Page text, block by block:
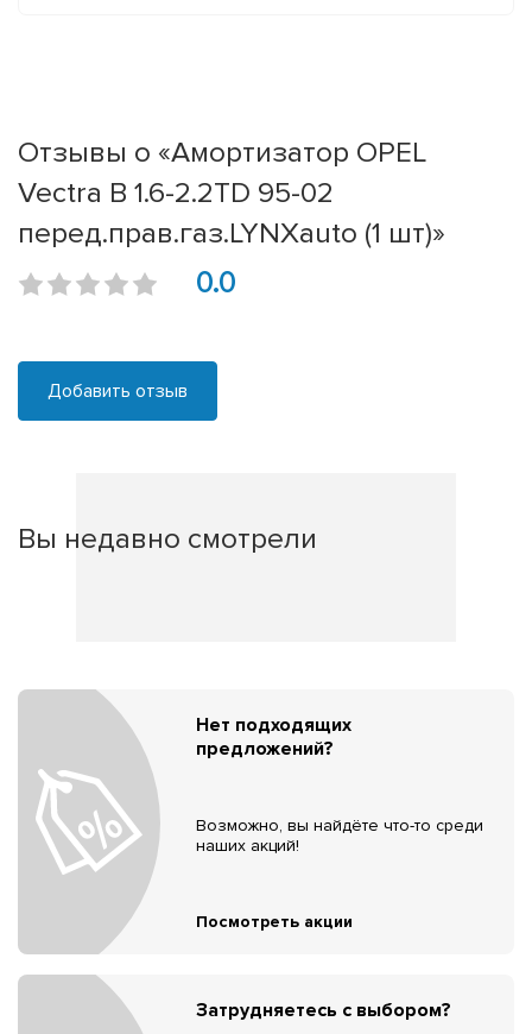
Отзывы о «Амортизатор OPEL
Vectra B 1.6-2.2TD 95-02
перед.прав.газ.LYNXauto (1 шт)»
0.0
Добавить отзыв
Вы недавно смотрели
Нет подходящих
предложений?
Возможно, вы найдёте что-то среди
наших акций!
Посмотреть акции
Затрудняетесь с выбором?